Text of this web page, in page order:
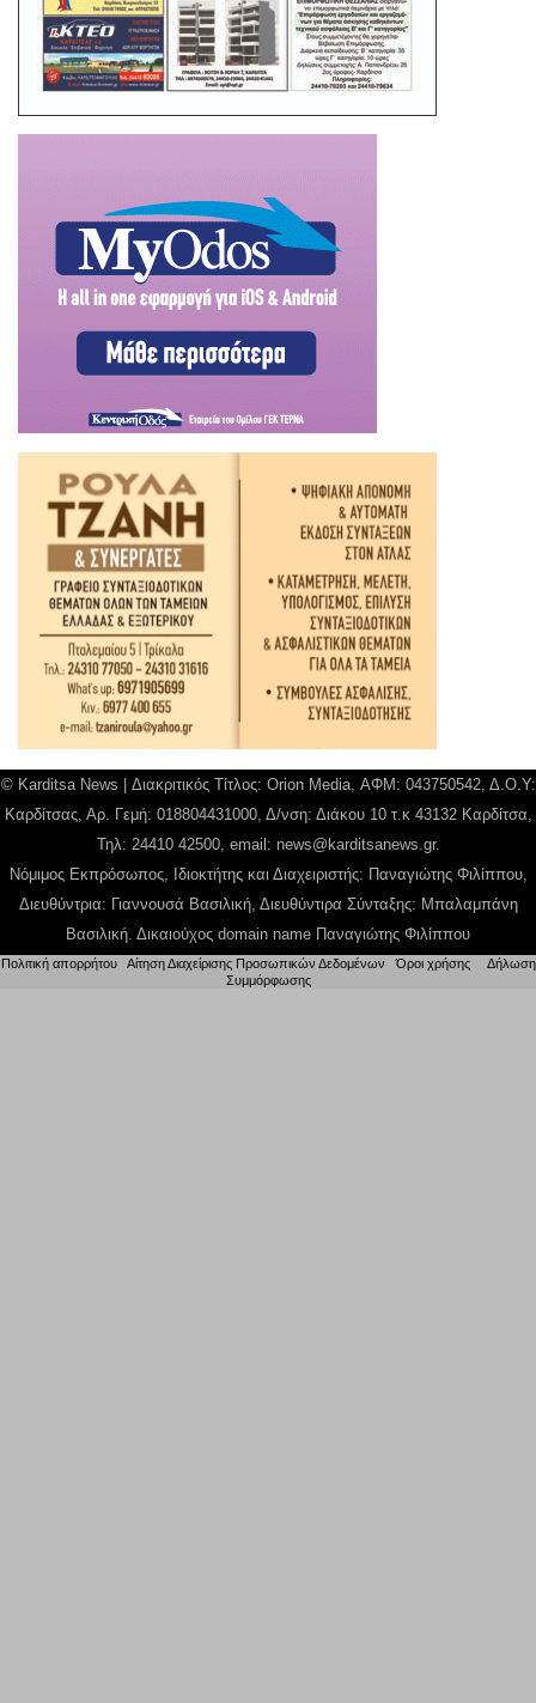
© Karditsa News | Διακριτικός Τίτλος: Orion Media, ΑΦΜ: 043750542, Δ.Ο.Υ:
Καρδίτσας, Αρ. Γεμή: 018804431000, Δ/νση: Διάκου 10 τ.κ 43132 Καρδίτσα,
Τηλ: 24410 42500, email: news@karditsanews.gr.
Νόμιμος Εκπρόσωπος, Ιδιοκτήτης και Διαχειριστής: Παναγιώτης Φιλίππου,
Διευθύντρια: Γιαννουσά Βασιλική, Διευθύντιρα Σύνταξης: Μπαλαμπάνη
Βασιλική. Δικαιούχος domain name Παναγιώτης Φιλίππου
Πολιτική απορρήτου Αίτηση Διαχείρισης Προσωπικών Δεδομένων |Όροι χρήσης
Δήλωση
Συμμόρφωσης